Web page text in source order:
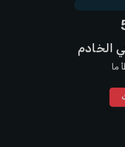
الخادم
ما